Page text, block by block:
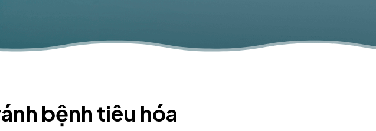
bệnh tiêu hóa